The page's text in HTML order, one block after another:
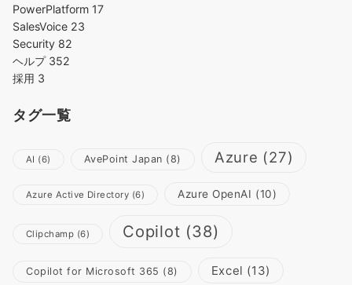
PowerPlatform 17
SalesVoice 23
Security 82
ヘルプ 352
採用 3
タグ一覧
AI (6) AvePoint Japan (8) Azure (27)
Azure Active Directory (6) Azure OpenAI (10)
Clipchamp (6) Copilot (38)
Copilot for Microsoft 365 (8) Excel (13)